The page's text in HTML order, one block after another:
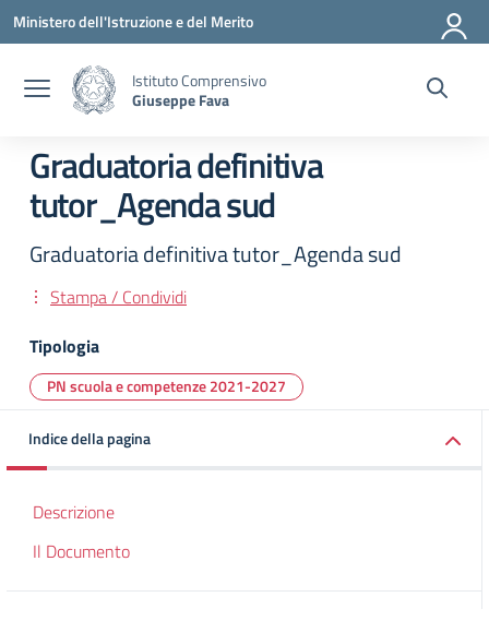
Vai ai contenuti
Vai al menu di navigazione
Vai al footer
Ministero dell'Istruzione e del Merito
Istituto Comprensivo
Giuseppe Fava
Graduatoria definitiva
tutor_Agenda sud
Graduatoria definitiva tutor_Agenda sud
Stampa / Condividi
Tipologia
PN scuola e competenze 2021-2027
Indice della pagina
Descrizione
Il Documento